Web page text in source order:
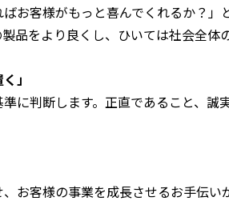
お客様がもっと喜んでくれるか？
品をより良くし、ひいては社会全体
」
に判断します。正直であること、
お客様の事業を成長させるお手伝